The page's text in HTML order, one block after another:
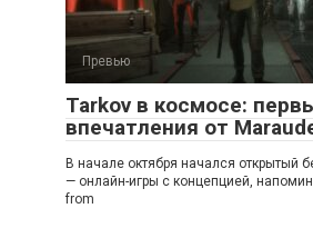
Превью
Tarkov в космосе:
впечатления от
В начале октября начался открытый
— онлайн-игры с концепцией,
from